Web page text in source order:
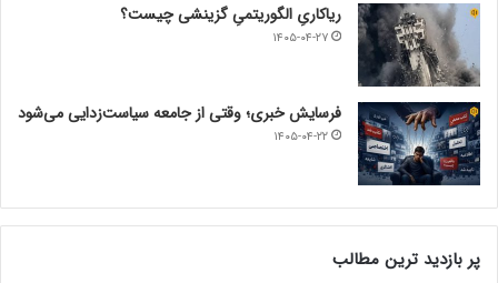
ریاکاریِ الگوریتمیِ گزینشی چیست؟
۱۴۰۵-۰۴-۲۷
فرسایش خبری؛ وقتی از جامعه سیاست‌زدایی می‌شود
۱۴۰۵-۰۴-۲۲
پر بازدید ترین مطالب